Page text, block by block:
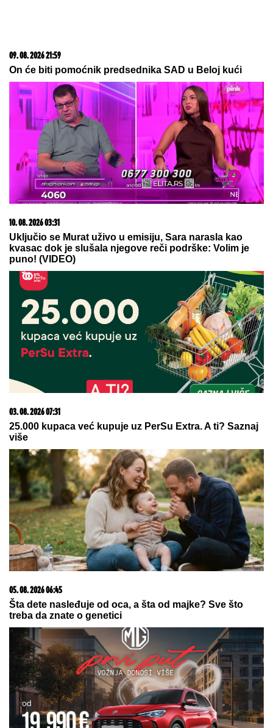
09. 08. 2026 21:59
On će biti pomoćnik predsednika SAD u Beloj kući
10. 08. 2026 03:31
Uključio se Murat uživo u emisiju, Sara narasla kao
kvasac dok je slušala njegove reči podrške: Volim je
puno! (VIDEO)
03. 08. 2026 07:31
25.000 kupaca već kupuje uz PerSu Extra. A ti? Saznaj
više
05. 08. 2026 06:45
Šta dete nasleđuje od oca, a šta od majke? Sve što
treba da znate o genetici